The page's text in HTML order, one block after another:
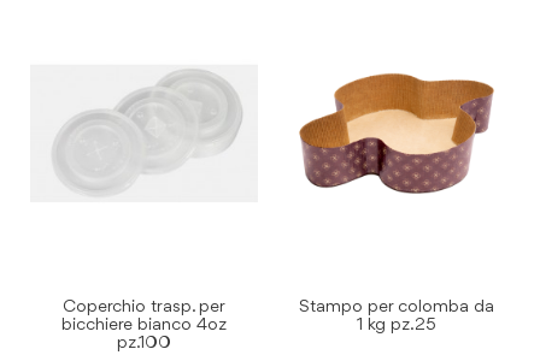
Coperchio trasp. per
bicchiere bianco 4oz
pz.100
Stampo per colomba da
1 kg pz.25